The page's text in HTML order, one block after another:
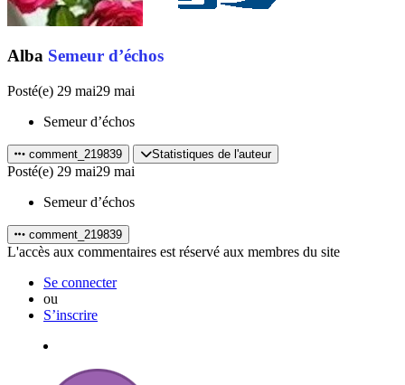
Alba Semeur d’échos
Posté(e) 29 mai29 mai
Semeur d’échos
comment_219839 Statistiques de l'auteur
Posté(e) 29 mai29 mai
Semeur d’échos
comment_219839
L'accès aux commentaires est réservé aux membres du site
Se connecter
ou
S’inscrire